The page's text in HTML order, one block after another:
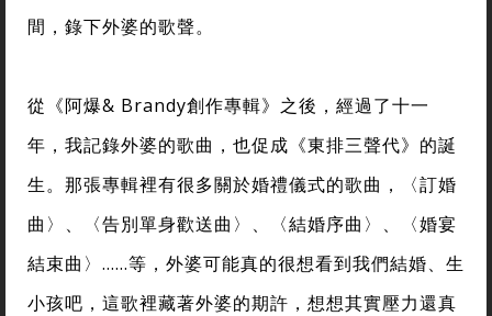
間，錄下外婆的歌聲。
從《阿爆& Brandy創作專輯》之後，經過了十一
年，我記錄外婆的歌曲，也促成《東排三聲代》的誕
生。那張專輯裡有很多關於婚禮儀式的歌曲，〈訂婚
曲〉、〈告別單身歡送曲〉、〈結婚序曲〉、〈婚宴
結束曲〉……等，外婆可能真的很想看到我們結婚、生
小孩吧，這歌裡藏著外婆的期許，想想其實壓力還真